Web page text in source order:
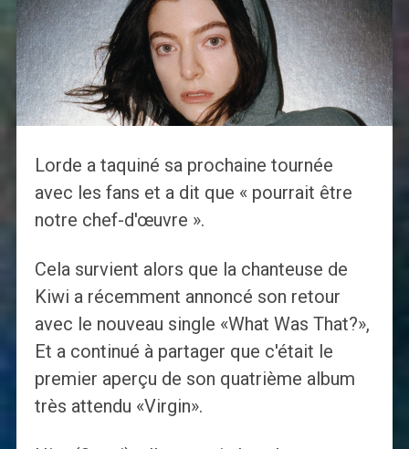
Lorde a taquiné sa prochaine tournée
avec les fans et a dit que « pourrait être
notre chef-d'œuvre ».
Cela survient alors que la chanteuse de
Kiwi a récemment annoncé son retour
avec le nouveau single «What Was That?»,
Et a continué à partager que c'était le
premier aperçu de son quatrième album
très attendu «Virgin».